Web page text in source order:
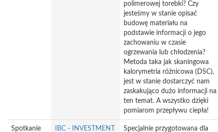
polimerowej torebki? Czy
jesteśmy w stanie opisać
budowę materiału na
podstawie informacji o jego
zachowaniu w czasie
ogrzewania lub chłodzenia?
Metoda taka jak skaningowa
kalorymetria różnicowa (DSC),
jest w stanie dostarczyć nam
zaskakująco dużo informacji na
ten temat. A wszystko dzięki
pomiarom przepływu ciepła!
Spotkanie IBC - INVESTMENT Specjalnie przygotowana dla